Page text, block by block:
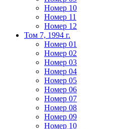
Номер 10
Номер 11
Номер 12
Том 7, 1994 г.
Номер 01
Номер 02
Номер 03
Номер 04
Номер 05
Номер 06
Номер 07
Номер 08
Номер 09
Номер 10